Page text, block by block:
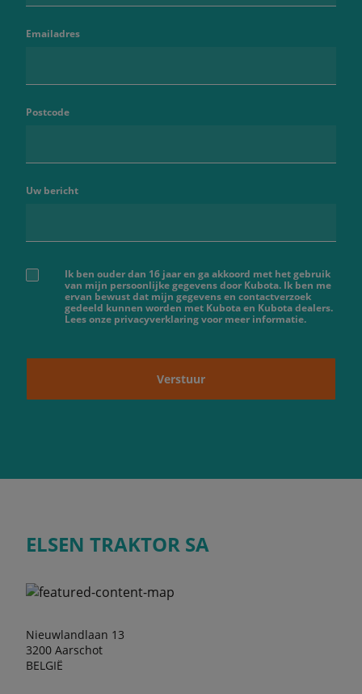
Emailadres
Postcode
Uw bericht
Ik ben ouder dan 16 jaar en ga akkoord met het gebruik
van mijn persoonlijke gegevens door Kubota. Ik ben me
ervan bewust dat mijn gegevens en contactverzoek
gedeeld kunnen worden met Kubota en Kubota dealers.
Lees onze privacyverklaring voor meer informatie.
Verstuur
ELSEN TRAKTOR SA
Nieuwlandlaan 13
3200 Aarschot
BELGIË